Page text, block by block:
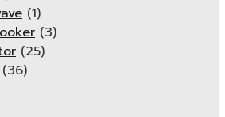
(1)
(3)
(25)
(36)